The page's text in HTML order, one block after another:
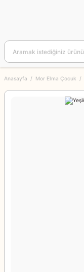
Anasayfa Mor Elma Çocuk